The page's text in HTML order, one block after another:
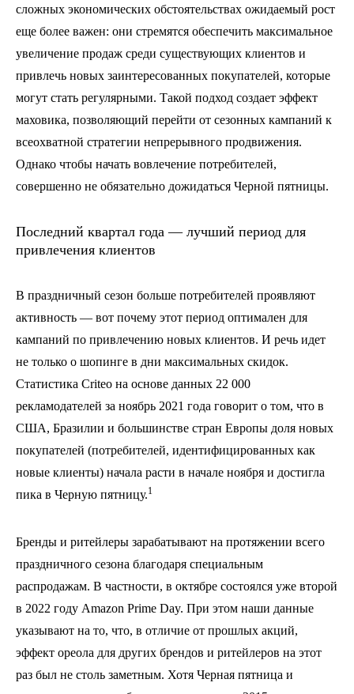
сложных экономических обстоятельствах ожидаемый рост
еще более важен: они стремятся обеспечить максимальное
увеличение продаж среди существующих клиентов и
привлечь новых заинтересованных покупателей, которые
могут стать регулярными. Такой подход создает эффект
маховика, позволяющий перейти от сезонных кампаний к
всеохватной стратегии непрерывного продвижения.
Однако чтобы начать вовлечение потребителей,
совершенно не обязательно дожидаться Черной пятницы.
Последний квартал года — лучший период для
привлечения клиентов
В праздничный сезон больше потребителей проявляют
активность — вот почему этот период оптимален для
кампаний по привлечению новых клиентов. И речь идет
не только о шопинге в дни максимальных скидок.
Статистика Criteo на основе данных 22 000
рекламодателей за ноябрь 2021 года говорит о том, что в
США, Бразилии и большинстве стран Европы доля новых
покупателей (потребителей, идентифицированных как
новые клиенты) начала расти в начале ноября и достигла
пика в Черную пятницу.1
Бренды и ритейлеры зарабатывают на протяжении всего
праздничного сезона благодаря специальным
распродажам. В частности, в октябре состоялся уже второй
в 2022 году Amazon Prime Day. При этом наши данные
указывают на то, что, в отличие от прошлых акций,
эффект ореола для других брендов и ритейлеров на этот
раз был не столь заметным. Хотя Черная пятница и